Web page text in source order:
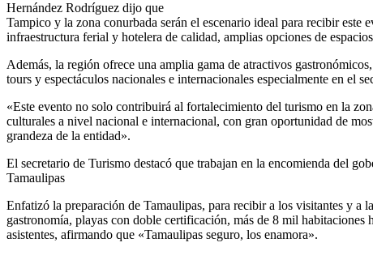
Hernández Rodríguez dijo que
Tampico y la zona conurbada serán el escenario ideal para recibir este
infraestructura ferial y hotelera de calidad, amplias opciones de
Además, la región ofrece una amplia gama de atractivos
tours y espectáculos nacionales e internacionales especialmente en el
«Este evento no solo contribuirá al fortalecimiento del turismo en la
culturales a nivel nacional e internacional, con gran oportunidad de
grandeza de la entidad».
El secretario de Turismo destacó que trabajan en la encomienda del
Tamaulipas
Enfatizó la preparación de Tamaulipas, para recibir a los visitantes y a
gastronomía, playas con doble certificación, más de 8 mil
asistentes, afirmando que «Tamaulipas seguro, los enamora».